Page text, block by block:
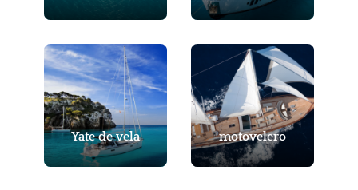
Yate de vela motovelero